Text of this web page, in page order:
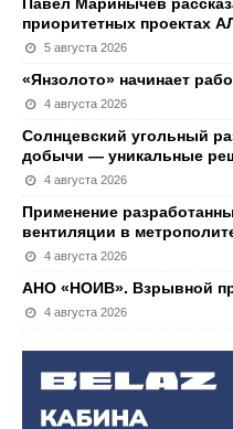
приоритетных проектах
5 августа 2026
«Янзолото» начинает
4 августа 2026
Солнцевский угольный
добычи — уникальные
4 августа 2026
Применение
вентиляции в
4 августа 2026
АНО «НОИВ». Взрывной
4 августа 2026